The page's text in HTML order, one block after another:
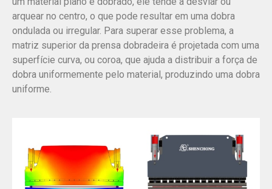
arquear no centro, o que pode resultar em uma dobra
ondulada ou irregular. Para superar esse problema, a
matriz superior da prensa dobradeira é projetada com uma
superfície curva, ou coroa, que ajuda a distribuir a força de
dobra uniformemente pelo material, produzindo uma dobra
uniforme.